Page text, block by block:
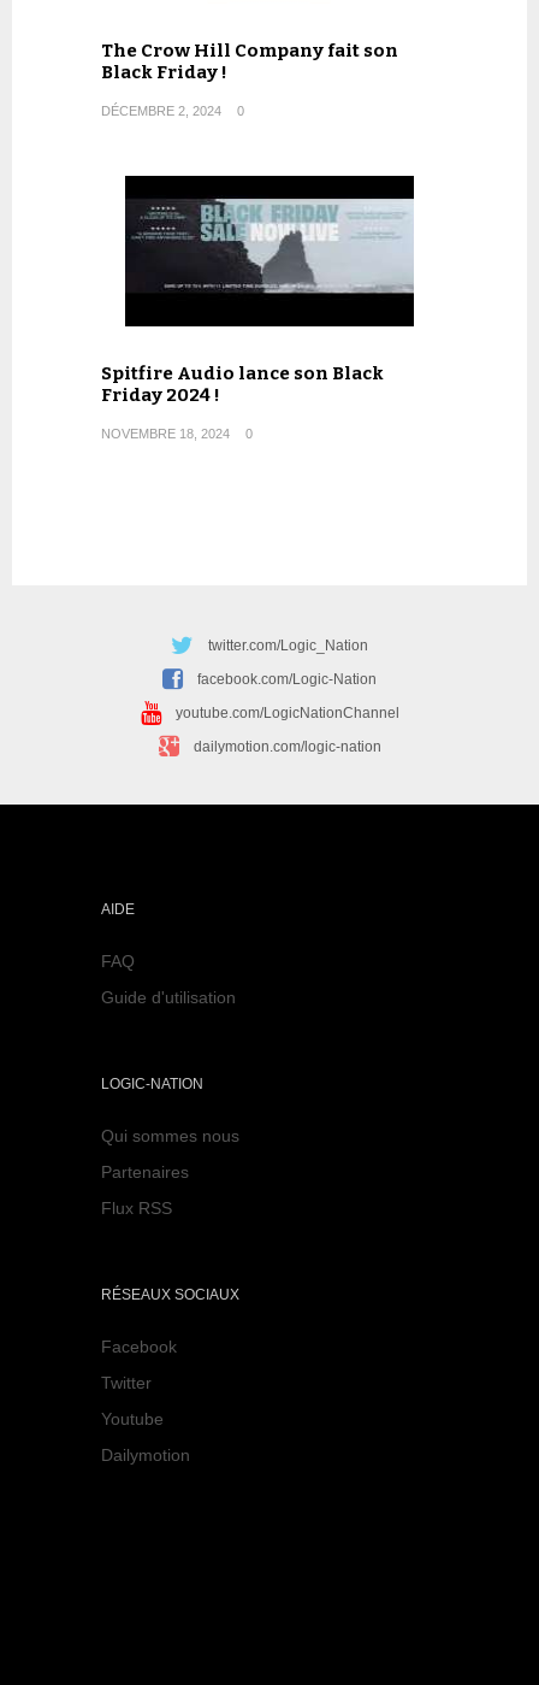
The Crow Hill Company fait son
Black Friday !
DÉCEMBRE 2, 2024 0
Spitfire Audio lance son Black
Friday 2024 !
NOVEMBRE 18, 2024 0
twitter.com/Logic_Nation
facebook.com/Logic-Nation
youtube.com/LogicNationChannel
dailymotion.com/logic-nation
AIDE
FAQ
Guide d'utilisation
LOGIC-NATION
Qui sommes nous
Partenaires
Flux RSS
RÉSEAUX SOCIAUX
Facebook
Twitter
Youtube
Dailymotion